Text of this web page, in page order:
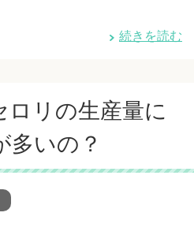
続きを読む
ロリの生産量に
多いの？